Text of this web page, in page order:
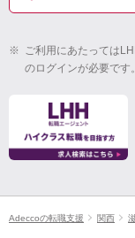
※ ご利用にあたっては
のログインが必要です。
Adeccoの転職支援 関西